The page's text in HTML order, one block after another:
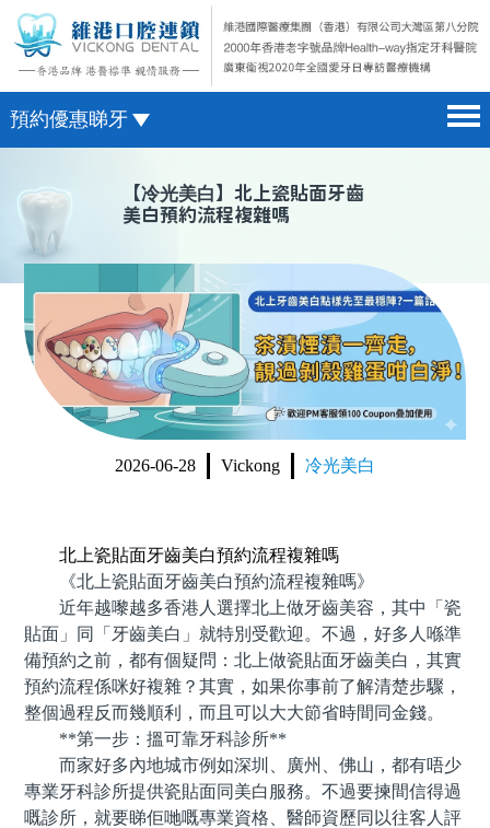
預約優惠睇牙
醫院簡介 hospital introduction
醫生介紹 doctor introduction
醫療新聞 medical news
種植牙 dental implant
箍牙 orthodontics
收費標準 change standard
微信預約
WhatsApp預約
【冷光美白】北上瓷貼面牙齒
美白預約流程複雜嗎
2026-06-28 Vickong 冷光美白
北上瓷貼面牙齒美白預約流程複雜嗎
《北上瓷貼面牙齒美白預約流程複雜嗎》
近年越嚟越多香港人選擇北上做牙齒美容，其中「瓷
貼面」同「牙齒美白」就特別受歡迎。不過，好多人喺準
備預約之前，都有個疑問：北上做瓷貼面牙齒美白，其實
預約流程係咪好複雜？其實，如果你事前了解清楚步驟，
整個過程反而幾順利，而且可以大大節省時間同金錢。
**第一步：搵可靠牙科診所**
而家好多內地城市例如深圳、廣州、佛山，都有唔少
專業牙科診所提供瓷貼面同美白服務。不過要揀間信得過
嘅診所，就要睇佢哋嘅專業資格、醫師資歷同以往客人評